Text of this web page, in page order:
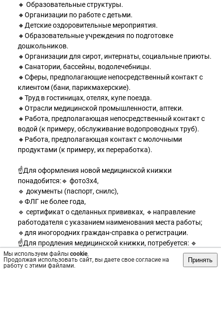
Мы используем файлы cookie.
Продолжая использовать сайт, вы даете свое согласие на
работу с этими файлами.
Принять
🔸 Образовательные структуры.
🔸Организации по работе с детьми.
🔸Детские оздоровительные мероприятия.
🔸Образовательные учреждения по подготовке
дошкольников.
🔸Организации для сирот, интернаты, социальные приюты.
🔸Санатории, бассейны, водолечебницы.
🔸Сферы, предполагающие непосредственный контакт с
клиентом (бани, парикмахерские).
🔸Труд в гостиницах, отелях, купе поезда.
🔸Отрасли медицинской промышленности, аптеки.
🔸Работа, предполагающая непосредственный контакт с
водой (к примеру, обслуживание водопроводных труб).
🔸Работа, предполагающая контакт с молочными
продуктами (к примеру, их переработка).
☝️Для оформления новой медицинской книжки
понадобится:🔹 фото3х4,
🔹 документы (паспорт, снилс),
🔹ФЛГ не более года,
🔹 сертификат о сделанных прививках, 🔹направление
работодателя с указанием наименования места работы;
🔹для иногородних граждан-справка о регистрации.
☝️Для продления медицинской книжки, потребуется: 🔹
продлеваемая медицинская книжка,
🔹документы (паспорт, снилс),